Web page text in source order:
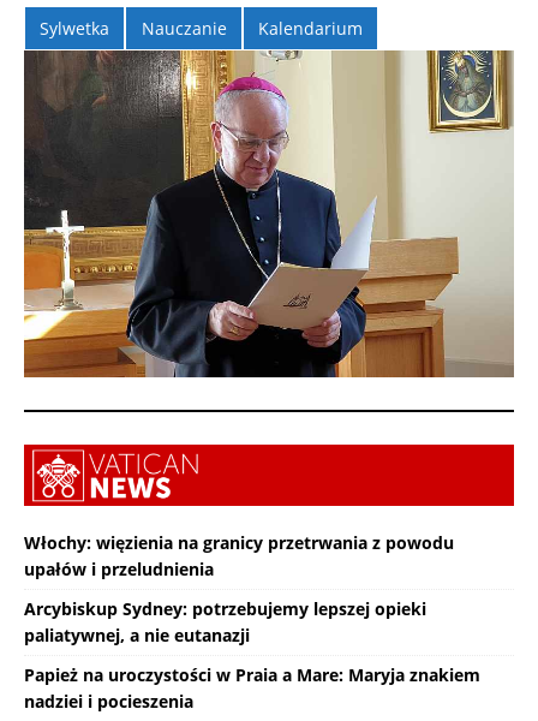
Sylwetka Nauczanie Kalendarium
Włochy: więzienia na granicy przetrwania z powodu
upałów i przeludnienia
Arcybiskup Sydney: potrzebujemy lepszej opieki
paliatywnej, a nie eutanazji
Papież na uroczystości w Praia a Mare: Maryja znakiem
nadziei i pocieszenia